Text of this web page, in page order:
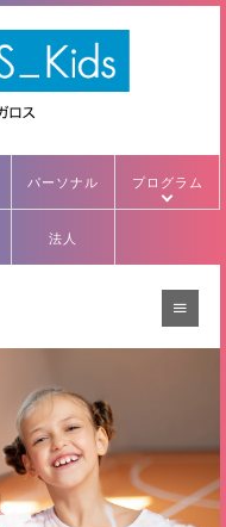
パーソナル プログラム
法人
ベビー
バレエ